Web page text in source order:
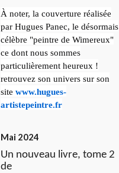
À noter, la couverture réalisée
par Hugues Panec, le désormais
célèbre "peintre de Wimereux"
ce dont nous sommes
particulièrement heureux !
retrouvez son univers sur son
site www.hugues-
artistepeintre.fr
Mai 2024
Un nouveau livre, tome 2
de